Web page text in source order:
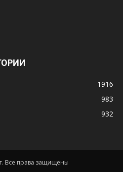
1916
983
932
Все права защищены